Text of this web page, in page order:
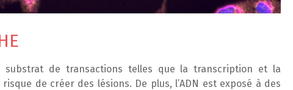
substrat de transactions telles que la transcription et la
de créer des lésions. De plus, l’ADN est exposé à des